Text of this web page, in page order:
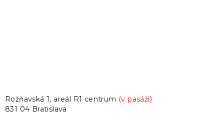
Rožňavská 1, areál R1 centrum (v pasáži)
831 04 Bratislava